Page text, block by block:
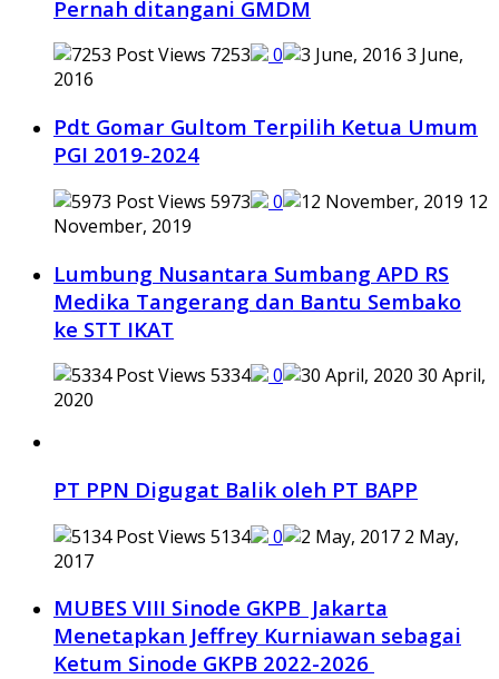
Pernah ditangani GMDM
7253 0
3 June,
2016
Pdt Gomar Gultom Terpilih Ketua Umum
PGI 2019-2024
5973 0
12
November, 2019
Lumbung Nusantara Sumbang APD RS
Medika Tangerang dan Bantu Sembako
ke STT IKAT
5334 0
30 April,
2020
PT PPN Digugat Balik oleh PT BAPP
5134 0
2 May,
2017
MUBES VIII Sinode GKPB Jakarta
Menetapkan Jeffrey Kurniawan sebagai
Ketum Sinode GKPB 2022-2026